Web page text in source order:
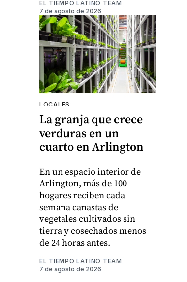
EL TIEMPO LATINO TEAM
7 de agosto de 2026
LOCALES
La granja que crece
verduras en un
cuarto en Arlington
En un espacio interior de
Arlington, más de 100
hogares reciben cada
semana canastas de
vegetales cultivados sin
tierra y cosechados menos
de 24 horas antes.
EL TIEMPO LATINO TEAM
7 de agosto de 2026